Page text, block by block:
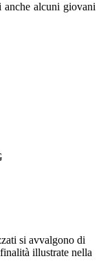
alcuni giovani
si avvalgono di
illustrate nella